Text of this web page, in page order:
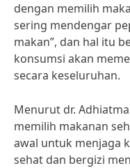
dengan memilih
sering mendengar
makan”, dan hal itu
konsumsi akan
secara keseluruhan.
Menurut dr.
memilih makanan
awal untuk menjaga
sehat dan bergizi